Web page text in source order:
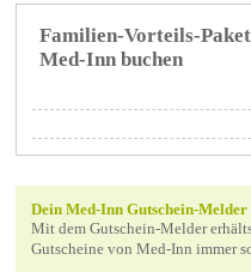
Familien-Vorteils-
Med-Inn buchen
Dein Med-Inn Gutschein-Melder
Mit dem Gutschein-Melder
Gutscheine von Med-Inn immer